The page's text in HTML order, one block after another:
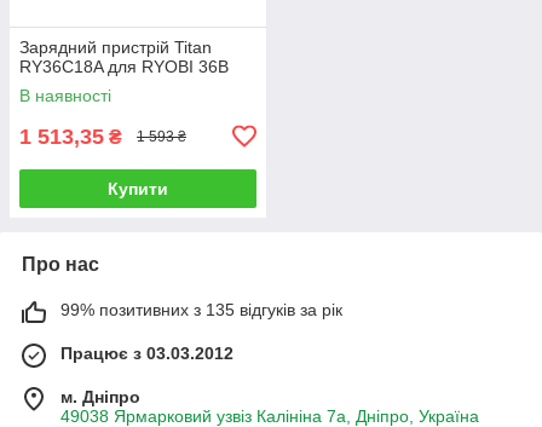
Зарядний пристрій Titan
RY36C18A для RYOBI 36В
В наявності
1 513,35 ₴ 1 593 ₴
Купити
Про нас
99% позитивних з 135 відгуків за рік
Працює з 03.03.2012
м. Дніпро
49038 Ярмарковий узвіз Калініна 7а, Дніпро, Україна